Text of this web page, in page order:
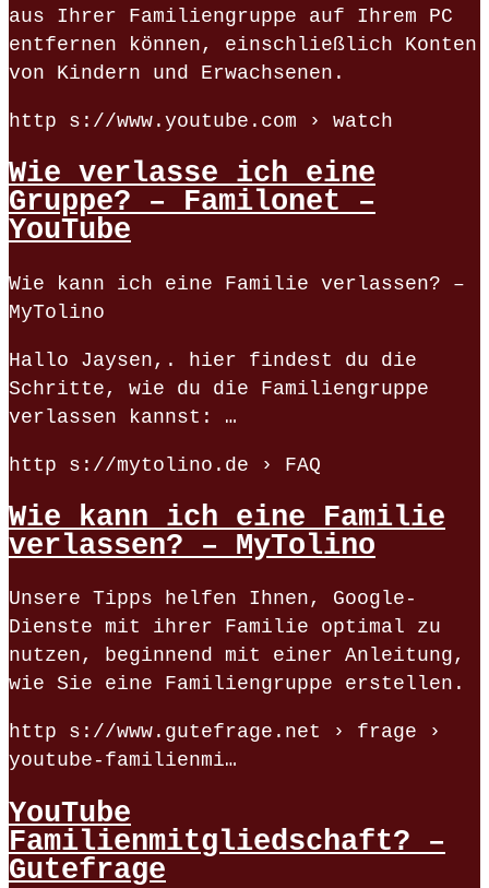
aus Ihrer Familiengruppe auf Ihrem PC
entfernen können, einschließlich Konten
von Kindern und Erwachsenen.
http s://www.youtube.com › watch
Wie verlasse ich eine
Gruppe? – Familonet –
YouTube
Wie kann ich eine Familie verlassen? –
MyTolino
Hallo Jaysen,. hier findest du die
Schritte, wie du die Familiengruppe
verlassen kannst: …
http s://mytolino.de › FAQ
Wie kann ich eine Familie
verlassen? – MyTolino
Unsere Tipps helfen Ihnen, Google-
Dienste mit ihrer Familie optimal zu
nutzen, beginnend mit einer Anleitung,
wie Sie eine Familiengruppe erstellen.
http s://www.gutefrage.net › frage ›
youtube-familienmi…
YouTube
Familienmitgliedschaft? –
Gutefrage